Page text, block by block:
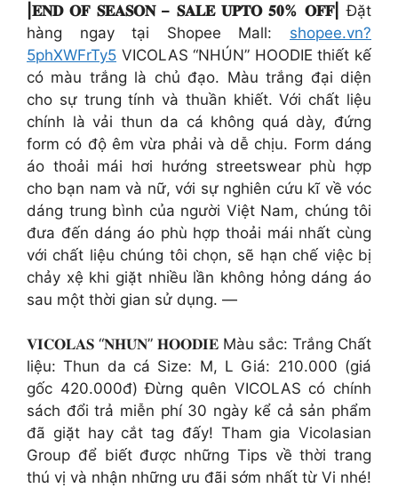
|𝐄𝐍𝐃 𝐎𝐅 𝐒𝐄𝐀𝐒𝐎𝐍 – 𝐒𝐀𝐋𝐄 𝐔𝐏𝐓𝐎 𝟓𝟎% 𝐎𝐅𝐅| Đặt
hàng ngay tại Shopee Mall: shopee.vn?
5phXWFrTy5 VICOLAS “NHÚN” HOODIE thiết kế
có màu trắng là chủ đạo. Màu trắng đại diện
cho sự trung tính và thuần khiết. Với chất liệu
chính là vải thun da cá không quá dày, đứng
form có độ êm vừa phải và dễ chịu. Form dáng
áo thoải mái hơi hướng streetswear phù hợp
cho bạn nam và nữ, với sự nghiên cứu kĩ về vóc
dáng trung bình của người Việt Nam, chúng tôi
đưa đến dáng áo phù hợp thoải mái nhất cùng
với chất liệu chúng tôi chọn, sẽ hạn chế việc bị
chảy xệ khi giặt nhiều lần không hỏng dáng áo
sau một thời gian sử dụng. —
𝐕𝐈𝐂𝐎𝐋𝐀𝐒 “𝐍𝐇𝐔́𝐍” 𝐇𝐎𝐎𝐃𝐈𝐄 Màu sắc: Trắng Chất
liệu: Thun da cá Size: M, L Giá: 210.000 (giá
gốc 420.000đ) Đừng quên VICOLAS có chính
sách đổi trả miễn phí 30 ngày kể cả sản phẩm
đã giặt hay cắt tag đấy! Tham gia Vicolasian
Group để biết được những Tips về thời trang
thú vị và nhận những ưu đãi sớm nhất từ Vi nhé!